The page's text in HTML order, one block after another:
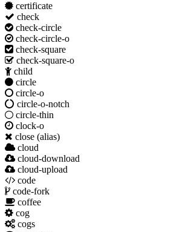
certificate
check
check-circle
check-circle-o
check-square
check-square-o
child
circle
circle-o
circle-o-notch
circle-thin
clock-o
close (alias)
cloud
cloud-download
cloud-upload
code
code-fork
coffee
cog
cogs